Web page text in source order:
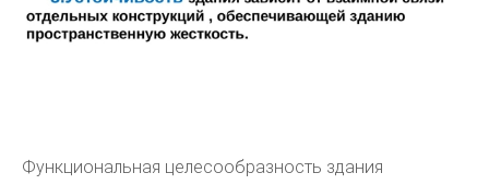
Функциональная целесообразность здания